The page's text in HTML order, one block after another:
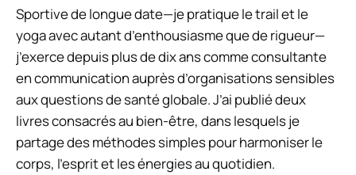
Sportive de longue date—je pratique le trail et le
yoga avec autant d’enthousiasme que de rigueur—
j’exerce depuis plus de dix ans comme consultante
en communication auprès d’organisations sensibles
aux questions de santé globale. J’ai publié deux
livres consacrés au bien-être, dans lesquels je
partage des méthodes simples pour harmoniser le
corps, l’esprit et les énergies au quotidien.